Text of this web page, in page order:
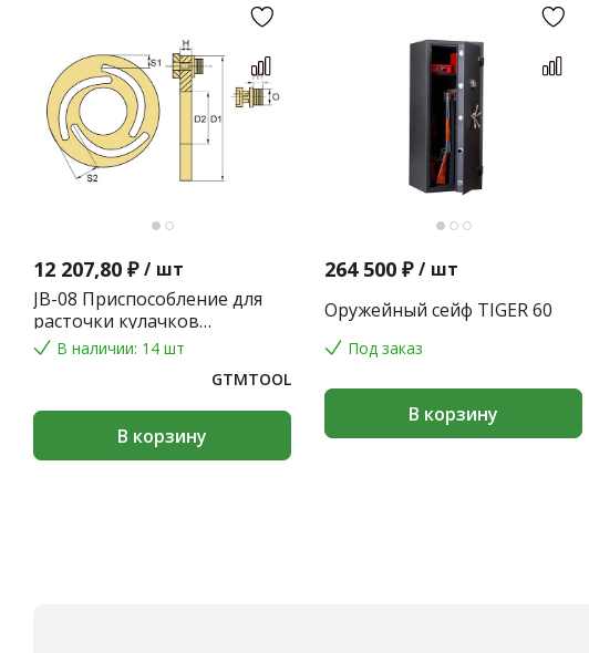
12 207,80 ₽ / шт
JB-08 Приспособление для
расточки кулачков
токарного патрона
В наличии: 14 шт
GTMTOOL
В корзину
264 500 ₽ / шт
Оружейный сейф TIGER 60
Под заказ
В корзину